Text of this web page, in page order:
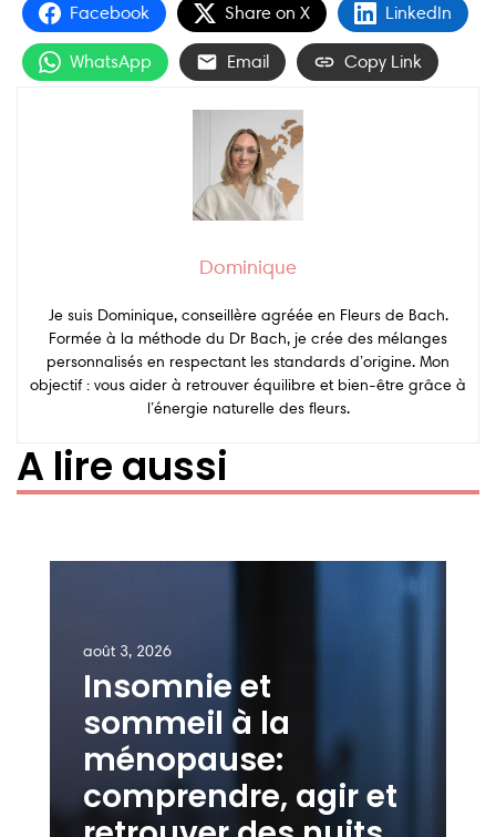
Facebook Share on X LinkedIn
WhatsApp Email Copy Link
Dominique
Je suis Dominique, conseillère agréée en Fleurs de Bach.
Formée à la méthode du Dr Bach, je crée des mélanges
personnalisés en respectant les standards d’origine. Mon
objectif : vous aider à retrouver équilibre et bien-être grâce à
l’énergie naturelle des fleurs.
A lire aussi
août 3, 2026
Insomnie et
sommeil à la
ménopause:
comprendre, agir et